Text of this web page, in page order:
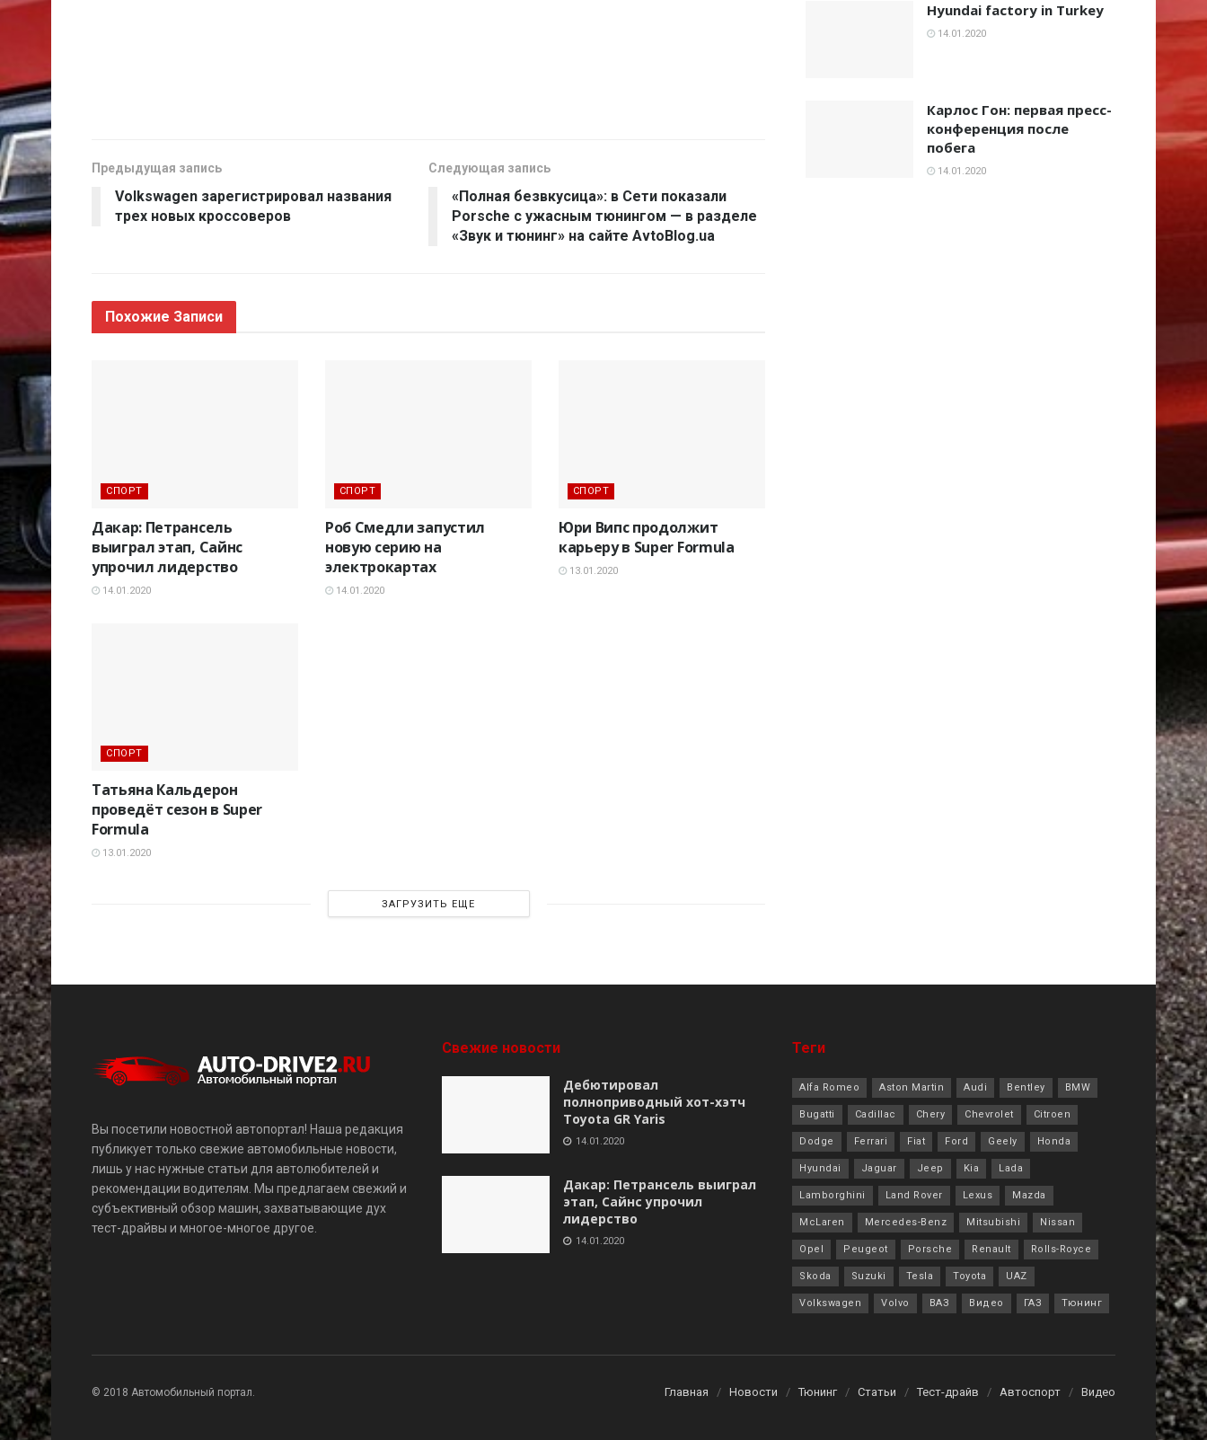
Предыдущая запись
Volkswagen зарегистрировал названия
трех новых кроссоверов
Следующая запись
«Полная безвкусица»: в Сети показали
Porsche с ужасным тюнингом — в разделе
«Звук и тюнинг» на сайте AvtoBlog.ua
Похожие Записи
СПОРТ
Дакар: Петрансель
выиграл этап, Сайнс
упрочил лидерство
14.01.2020
СПОРТ
Роб Смедли запустил
новую серию на
электрокартах
14.01.2020
СПОРТ
Юри Випс продолжит
карьеру в Super Formula
13.01.2020
СПОРТ
Татьяна Кальдерон
проведёт сезон в Super
Formula
13.01.2020
ЗАГРУЗИТЬ ЕЩЕ
Hyundai factory in Turkey
14.01.2020
Карлос Гон: первая пресс-
конференция после
побега
14.01.2020
Вы посетили новостной автопортал! Наша редакция
публикует только свежие автомобильные новости,
лишь у нас нужные статьи для автолюбителей и
рекомендации водителям. Мы предлагаем свежий и
субъективный обзор машин, захватывающие дух
тест-драйвы и многое-многое другое.
Свежие новости
Дебютировал
полноприводный хот-хэтч
Toyota GR Yaris
14.01.2020
Дакар: Петрансель выиграл
этап, Сайнс упрочил
лидерство
14.01.2020
Теги
Alfa Romeo Aston Martin Audi Bentley BMW
Bugatti Cadillac Chery Chevrolet Citroen
Dodge Ferrari Fiat Ford Geely Honda
Hyundai Jaguar Jeep Kia Lada
Lamborghini Land Rover Lexus Mazda
McLaren Mercedes-Benz Mitsubishi Nissan
Opel Peugeot Porsche Renault Rolls-Royce
Skoda Suzuki Tesla Toyota UAZ
Volkswagen Volvo ВАЗ Видео ГАЗ Тюнинг
Главная Новости Тюнинг Статьи Тест-драйв Автоспорт Видео
© 2018 Автомобильный портал.